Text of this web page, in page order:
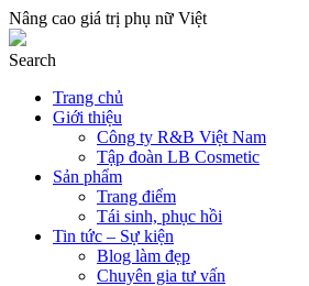
Nâng cao giá trị phụ nữ Việt
Search
Trang chủ
Giới thiệu
Công ty R&B Việt Nam
Tập đoàn LB Cosmetic
Sản phẩm
Trang điểm
Tái sinh, phục hồi
Tin tức – Sự kiện
Blog làm đẹp
Chuyên gia tư vấn